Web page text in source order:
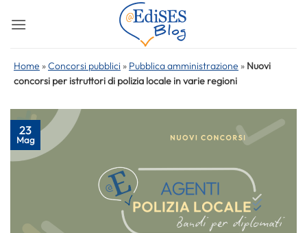
Home »Concorsi pubblici » Pubblica amministrazione » Nuovi
concorsi per istruttori di polizia locale in varie regioni
23
Mag